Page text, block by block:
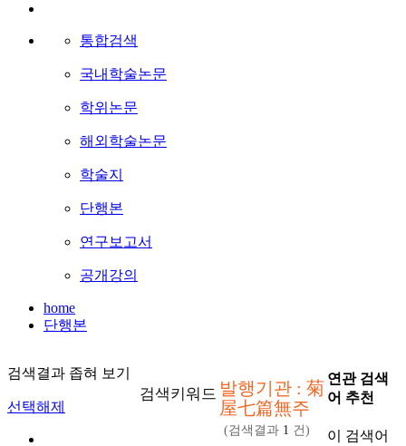
통합검색
국내학술논문
학위논문
해외학술논문
학술지
단행본
연구보고서
공개강의
home
단행본
검색결과 좁혀 보기
선택해제
검색키워드 발행기관 : 菊
屋七篇無주
(검색결과 1 건)
연관 검색
어 추천
이 검색어